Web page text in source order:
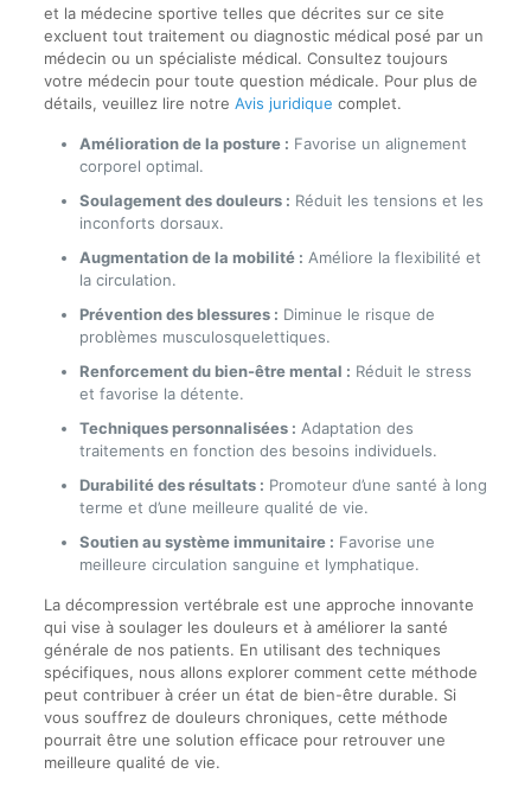
et la médecine sportive telles que décrites sur ce site
excluent tout traitement ou diagnostic médical posé par un
médecin ou un spécialiste médical. Consultez toujours
votre médecin pour toute question médicale. Pour plus de
détails, veuillez lire notre Avis juridique complet.
Amélioration de la posture : Favorise un alignement
corporel optimal.
Soulagement des douleurs : Réduit les tensions et les
inconforts dorsaux.
Augmentation de la mobilité : Améliore la flexibilité et
la circulation.
Prévention des blessures : Diminue le risque de
problèmes musculosquelettiques.
Renforcement du bien-être mental : Réduit le stress
et favorise la détente.
Techniques personnalisées : Adaptation des
traitements en fonction des besoins individuels.
Durabilité des résultats : Promoteur d’une santé à long
terme et d’une meilleure qualité de vie.
Soutien au système immunitaire : Favorise une
meilleure circulation sanguine et lymphatique.
La décompression vertébrale est une approche innovante
qui vise à soulager les douleurs et à améliorer la santé
générale de nos patients. En utilisant des techniques
spécifiques, nous allons explorer comment cette méthode
peut contribuer à créer un état de bien-être durable. Si
vous souffrez de douleurs chroniques, cette méthode
pourrait être une solution efficace pour retrouver une
meilleure qualité de vie.